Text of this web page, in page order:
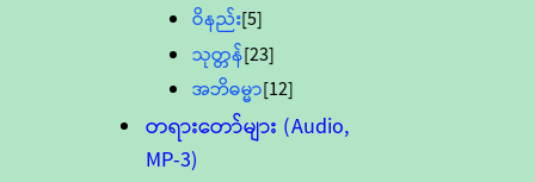
ဝိနည်း[5]
သုတ္တန်[23]
အဘိဓမ္မာ[12]
တရားတော်များ (Audio,
MP-3)